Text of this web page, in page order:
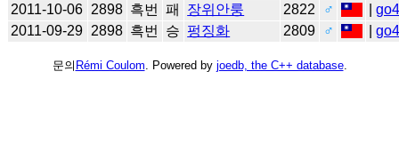
2011-10-06 2898 흑번 패 장위안룽 2822 ♂ |
2011-09-29 2898 흑번 승 펑징화 2809 ♂ |
문의 Rémi Coulom . Powered by joedb, the C++ database.